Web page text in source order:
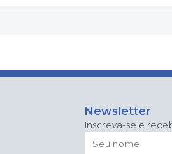
Newsletter
Inscreva-se e